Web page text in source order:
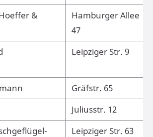
&
Hamburger Allee
47
Leipziger Str. 9
Gräfstr. 65
Juliusstr. 12
Leipziger Str. 63